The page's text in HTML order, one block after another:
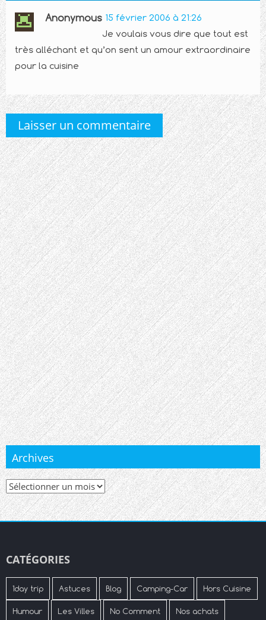
Anonymous 15 février 2006 à 21:26
Je voulais vous dire que tout est
très alléchant et qu’on sent un amour extraordinaire
pour la cuisine
Laisser un commentaire
Archives
Archives
CATÉGORIES
1day trip Astuces Blog Camping-Car Hors Cuisine
Humour Les Villes No Comment Nos achats